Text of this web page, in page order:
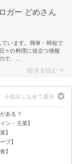
ガー どめさん
います。簡単・時短で
々の料理に役立つ情報
で、...
ある？
ン・主菜】
】
プ】
】